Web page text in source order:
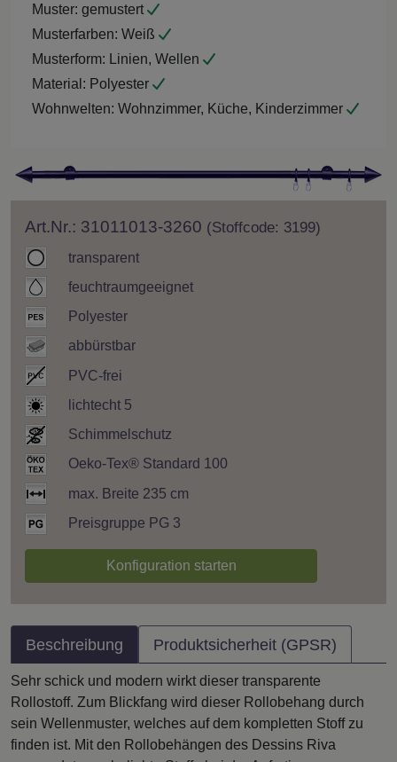
Muster: gemustert
Musterfarben: Weiß
Musterform: Linien, Wellen
Material: Polyester
Wohnwelten: Wohnzimmer, Küche, Kinderzimmer
Art.Nr.: 31011013-3260 (Stoffcode: 3199)
transparent
feuchtraumgeeignet
Polyester
abbürstbar
PVC-frei
lichtecht 5
Schimmelschutz
Oeko-Tex® Standard 100
max. Breite 235 cm
Preisgruppe PG 3
Konfiguration starten
Beschreibung Produktsicherheit (GPSR)
Sehr schick und modern wirkt dieser transparente
Rollostoff. Zum Blickfang wird dieser Rollobehang durch
sein Wellenmuster, welches auf dem kompletten Stoff zu
finden ist. Mit den Rollobehängen des Dessins Riva